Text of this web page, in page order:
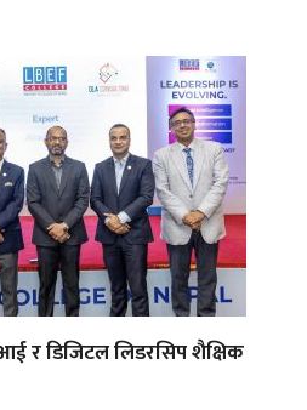
र डिजिटल लिडरसिप शैक्षिक